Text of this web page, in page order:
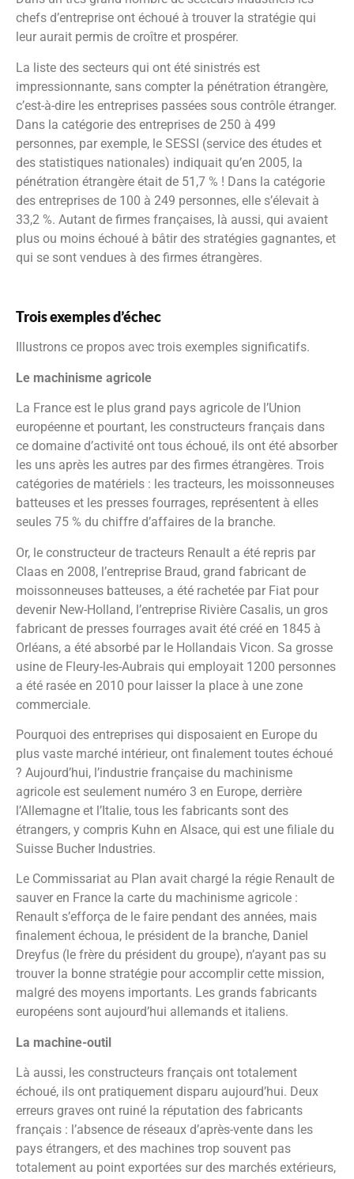
chefs d’entreprise ont échoué à trouver la stratégie qui
leur aurait permis de croître et prospérer.
La liste des secteurs qui ont été sinistrés est
impressionnante, sans compter la pénétration étrangère,
c’est-à-dire les entreprises passées sous contrôle étranger.
Dans la catégorie des entreprises de 250 à 499
personnes, par exemple, le SESSI (service des études et
des statistiques nationales) indiquait qu’en 2005, la
pénétration étrangère était de 51,7 % ! Dans la catégorie
des entreprises de 100 à 249 personnes, elle s’élevait à
33,2 %. Autant de firmes françaises, là aussi, qui avaient
plus ou moins échoué à bâtir des stratégies gagnantes, et
qui se sont vendues à des firmes étrangères.
Trois exemples d’échec
Illustrons ce propos avec trois exemples significatifs.
Le machinisme agricole
La France est le plus grand pays agricole de l’Union
européenne et pourtant, les constructeurs français dans
ce domaine d’activité ont tous échoué, ils ont été absorber
les uns après les autres par des firmes étrangères. Trois
catégories de matériels : les tracteurs, les moissonneuses
batteuses et les presses fourrages, représentent à elles
seules 75 % du chiffre d’affaires de la branche.
Or, le constructeur de tracteurs Renault a été repris par
Claas en 2008, l’entreprise Braud, grand fabricant de
moissonneuses batteuses, a été rachetée par Fiat pour
devenir New-Holland, l’entreprise Rivière Casalis, un gros
fabricant de presses fourrages avait été créé en 1845 à
Orléans, a été absorbé par le Hollandais Vicon. Sa grosse
usine de Fleury-les-Aubrais qui employait 1200 personnes
a été rasée en 2010 pour laisser la place à une zone
commerciale.
Pourquoi des entreprises qui disposaient en Europe du
plus vaste marché intérieur, ont finalement toutes échoué
? Aujourd’hui, l’industrie française du machinisme
agricole est seulement numéro 3 en Europe, derrière
l’Allemagne et l’Italie, tous les fabricants sont des
étrangers, y compris Kuhn en Alsace, qui est une filiale du
Suisse Bucher Industries.
Le Commissariat au Plan avait chargé la régie Renault de
sauver en France la carte du machinisme agricole :
Renault s’efforça de le faire pendant des années, mais
finalement échoua, le président de la branche, Daniel
Dreyfus (le frère du président du groupe), n’ayant pas su
trouver la bonne stratégie pour accomplir cette mission,
malgré des moyens importants. Les grands fabricants
européens sont aujourd’hui allemands et italiens.
La machine-outil
Là aussi, les constructeurs français ont totalement
échoué, ils ont pratiquement disparu aujourd’hui. Deux
erreurs graves ont ruiné la réputation des fabricants
français : l’absence de réseaux d’après-vente dans les
pays étrangers, et des machines trop souvent pas
totalement au point exportées sur des marchés extérieurs,